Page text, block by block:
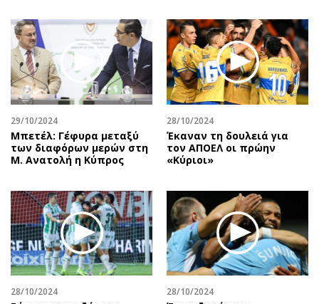
29/10/2024
Μπετέλ: Γέφυρα μεταξύ
των διαφόρων μερών στη
Μ. Ανατολή η Κύπρος
28/10/2024
Έκαναν τη δουλειά για
τον ΑΠΟΕΛ οι πρώην
«Κύριοι»
28/10/2024 28/10/2024